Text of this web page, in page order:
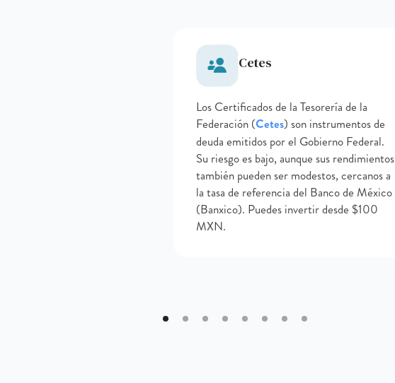
Cetes
Los Certificados de la Tesorería de la
Federación (Cetes) son instrumentos de
deuda emitidos por el Gobierno Federal.
Su riesgo es bajo, aunque sus rendimientos
también pueden ser modestos, cercanos a
la tasa de referencia del Banco de México
(Banxico). Puedes invertir desde $100
MXN.